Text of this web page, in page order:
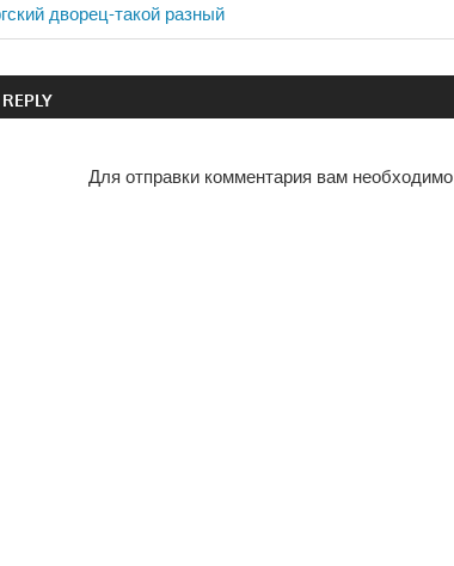
дворец-такой разный
Для отправки комментария вам необходимо